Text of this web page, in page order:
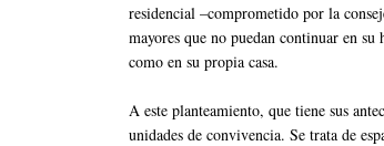
residencial –comprometido por la
mayores que no puedan continuar en
como en su propia casa.
A este planteamiento, que tiene sus
unidades de convivencia. Se trata de